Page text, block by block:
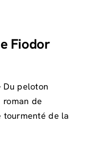
Fiodor
peloton
roman de
tourmenté de la